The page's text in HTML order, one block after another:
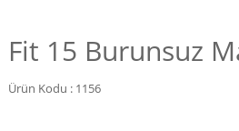
Fit 15 Burunsuz
Ürün Kodu : 1156